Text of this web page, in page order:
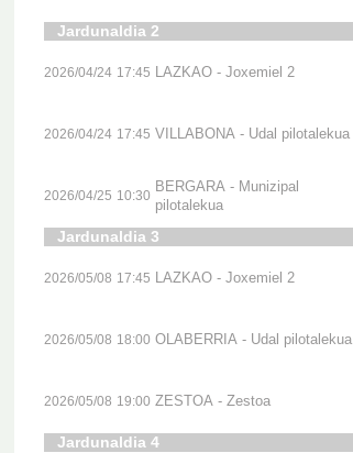
Jardunaldia 2
2026/04/24 17:45 LAZKAO - Joxemiel 2
2026/04/24 17:45 VILLABONA - Udal pilotalekua
2026/04/25 10:30
BERGARA - Munizipal
pilotalekua
Jardunaldia 3
2026/05/08 17:45 LAZKAO - Joxemiel 2
2026/05/08 18:00 OLABERRIA - Udal pilotalekua
2026/05/08 19:00 ZESTOA - Zestoa
Jardunaldia 4